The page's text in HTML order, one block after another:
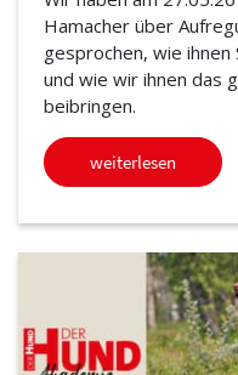
Hamacher über
gesprochen, wie ihnen
und wie wir ihnen das
beibringen.
weiterlesen